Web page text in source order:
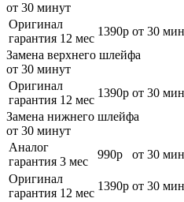
от 30 минут
Оригинал
гарантия 12 мес
1390р от 30
Замена верхнего шлейфа
от 30 минут
Оригинал
гарантия 12 мес
1390р от 30
Замена нижнего шлейфа
от 30 минут
Аналог
гарантия 3 мес
990р от 30
Оригинал
гарантия 12 мес
1390р от 30